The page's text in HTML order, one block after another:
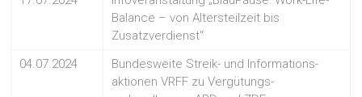
Balance – von Altersteilzeit bis
Zusatzverdienst“
04.07.2024
Bundesweite Streik- und Informations-
aktionen VRFF zu Vergütungs-